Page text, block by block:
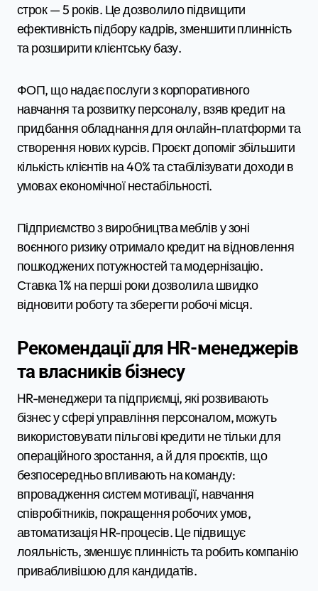
строк — 5 років. Це дозволило підвищити
ефективність підбору кадрів, зменшити плинність
та розширити клієнтську базу.
ФОП, що надає послуги з корпоративного
навчання та розвитку персоналу, взяв кредит на
придбання обладнання для онлайн-платформи та
створення нових курсів. Проєкт допоміг збільшити
кількість клієнтів на 40% та стабілізувати доходи в
умовах економічної нестабільності.
Підприємство з виробництва меблів у зоні
воєнного ризику отримало кредит на відновлення
пошкоджених потужностей та модернізацію.
Ставка 1% на перші роки дозволила швидко
відновити роботу та зберегти робочі місця.
Рекомендації для HR-менеджерів
та власників бізнесу
HR-менеджери та підприємці, які розвивають
бізнес у сфері управління персоналом, можуть
використовувати пільгові кредити не тільки для
операційного зростання, а й для проєктів, що
безпосередньо впливають на команду:
впровадження систем мотивації, навчання
співробітників, покращення робочих умов,
автоматизація HR-процесів. Це підвищує
лояльність, зменшує плинність та робить компанію
привабливішою для кандидатів.